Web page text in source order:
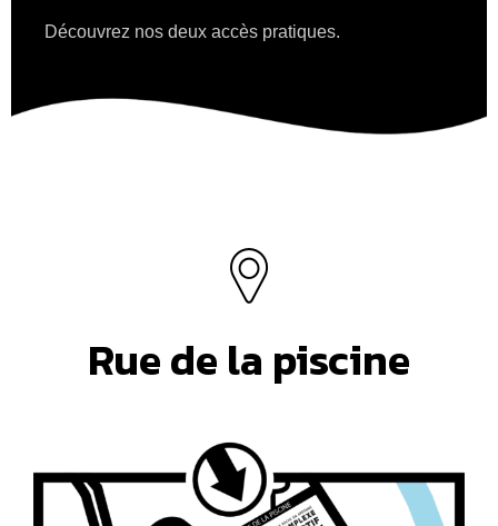
Découvrez nos deux accès pratiques.
Rue de la piscine